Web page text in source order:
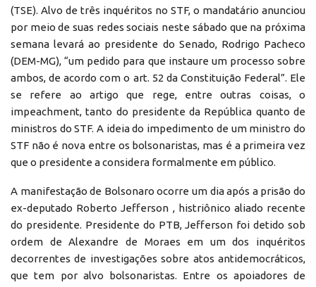
(TSE). Alvo de três inquéritos no STF, o mandatário anunciou
por meio de suas redes sociais neste sábado que na próxima
semana levará ao presidente do Senado, Rodrigo Pacheco
(DEM-MG), “um pedido para que instaure um processo sobre
ambos, de acordo com o art. 52 da Constituição Federal”. Ele
se refere ao artigo que rege, entre outras coisas, o
impeachment, tanto do presidente da República quanto de
ministros do STF. A ideia do impedimento de um ministro do
STF não é nova entre os bolsonaristas, mas é a primeira vez
que o presidente a considera formalmente em público.
A manifestação de Bolsonaro ocorre um dia após a prisão do
ex-deputado Roberto Jefferson , histriônico aliado recente
do presidente. Presidente do PTB, Jefferson foi detido sob
ordem de Alexandre de Moraes em um dos inquéritos
decorrentes de investigações sobre atos antidemocráticos,
que tem por alvo bolsonaristas. Entre os apoiadores de